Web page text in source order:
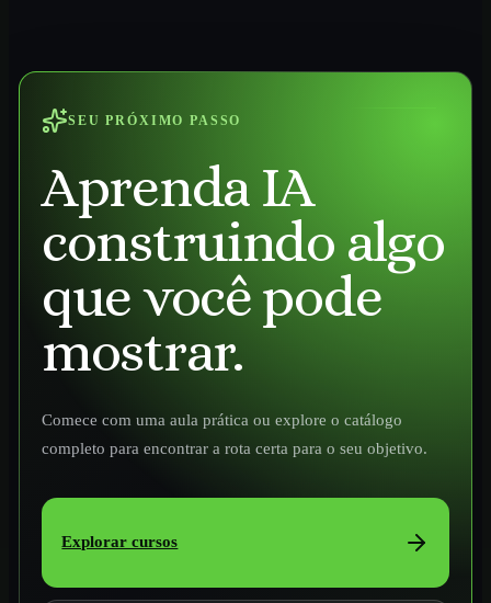
SEU PRÓXIMO PASSO
Aprenda IA
construindo algo
que você pode
mostrar.
Comece com uma aula prática ou explore o catálogo
completo para encontrar a rota certa para o seu objetivo.
Explorar cursos